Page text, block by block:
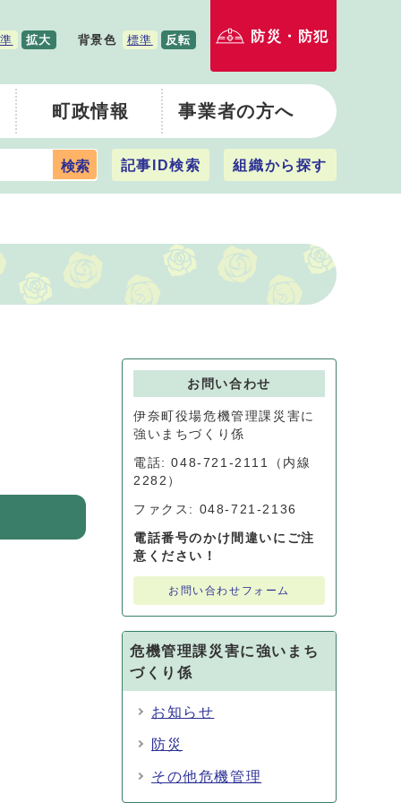
拡大 背景色 標準 反転 防災・防犯
町政情報 事業者の方へ
検索 記事ID検索 組織から探す
お問い合わせ
伊奈町役場危機管理課災害に
強いまちづくり係
電話: 048-721-2111（内線
2282）
ファクス: 048-721-2136
電話番号のかけ間違いにご注
意ください！
お問い合わせフォーム
危機管理課災害に強いまち
づくり係
お知らせ
防災
その他危機管理